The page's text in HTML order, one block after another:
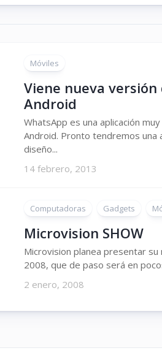
Móviles
Viene nueva
Android
WhatsApp es una aplicación
Android. Pronto tendremos una
diseño...
14 febrero, 2013
Computadoras Gadgets
Microvision SHOW
Microvision planea presentar
2008, que de paso será en
2 enero, 2008